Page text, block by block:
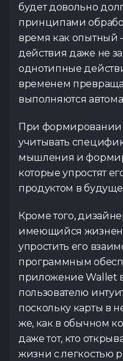
будет довольно
принципами
время как опытный
действия даже не
однотипные
временем
выполняются
При формировании
учитывать
мышления и
которые упростят
продуктом в
Кроме того,
имеющийся
упростить его
программным
приложение Wallet
пользователю
поскольку карты в
же, как в обычном
даже тот, кто
жизни с легкостью